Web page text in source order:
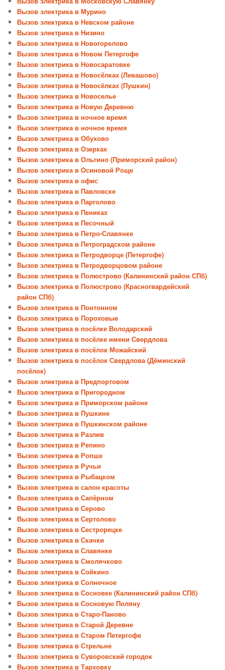
Вызов электрика в Мурино
Вызов электрика в Невском районе
Вызов электрика в Низино
Вызов электрика в Новогорелово
Вызов электрика в Новом Петергофе
Вызов электрика в Новосаратовке
Вызов электрика в Новосёлках (Левашово)
Вызов электрика в Новосёлках (Пушкин)
Вызов электрика в Новоселье
Вызов электрика в Новую Деревню
Вызов электрика в ночное время
Вызов электрика в ночное время
Вызов электрика в Обухово
Вызов электрика в Озерках
Вызов электрика в Ольгино (Приморский район)
Вызов электрика в Осиновой Роще
Вызов электрика в офис
Вызов электрика в Павловске
Вызов электрика в Парголово
Вызов электрика в Пениках
Вызов электрика в Песочный
Вызов электрика в Петро-Славянке
Вызов электрика в Петроградском районе
Вызов электрика в Петродворце (Петергофе)
Вызов электрика в Петродворцовом районе
Вызов электрика в Полюстрово (Калининский район СПб)
Вызов электрика в Полюстрово (Красногвардейский
район СПб)
Вызов электрика в Понтонном
Вызов электрика в Пороховые
Вызов электрика в посёлке Володарский
Вызов электрика в посёлке имени Свердлова
Вызов электрика в посёлок Можайский
Вызов электрика в посёлок Свердлова (Дёминский
посёлок)
Вызов электрика в Предпортовом
Вызов электрика в Пригородном
Вызов электрика в Приморском районе
Вызов электрика в Пушкине
Вызов электрика в Пушкинском районе
Вызов электрика в Разлив
Вызов электрика в Репино
Вызов электрика в Ропше
Вызов электрика в Ручьи
Вызов электрика в Рыбацком
Вызов электрика в салон красоты
Вызов электрика в Сапёрном
Вызов электрика в Серово
Вызов электрика в Сертолово
Вызов электрика в Сестрорецке
Вызов электрика в Скачки
Вызов электрика в Славянке
Вызов электрика в Смолячково
Вызов электрика в Сойкино
Вызов электрика в Солнечное
Вызов электрика в Сосновке (Калининский район СПб)
Вызов электрика в Сосновую Поляну
Вызов электрика в Старо-Паново
Вызов электрика в Старой Деревне
Вызов электрика в Старом Петергофе
Вызов электрика в Стрельне
Вызов электрика в Суворовский городок
Вызов электрика в Тарховку